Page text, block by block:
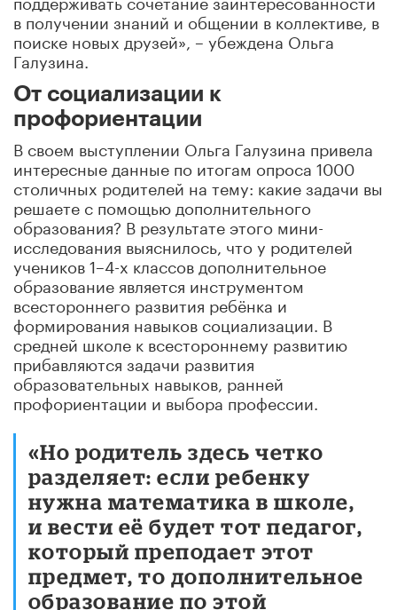
в получении знаний и общении в коллективе, в
поиске новых друзей», – убеждена Ольга
Галузина.
От социализации к
профориентации
В своем выступлении Ольга Галузина привела
интересные данные по итогам опроса 1000
столичных родителей на тему: какие задачи вы
решаете с помощью дополнительного
образования? В результате этого мини-
исследования выяснилось, что у родителей
учеников 1–4-х классов дополнительное
образование является инструментом
всестороннего развития ребёнка и
формирования навыков социализации. В
средней школе к всестороннему развитию
прибавляются задачи развития
образовательных навыков, ранней
профориентации и выбора профессии.
«Но родитель здесь четко
разделяет: если ребенку
нужна математика в школе,
и вести её будет тот педагог,
который преподает этот
предмет, то дополнительное
образование по этой